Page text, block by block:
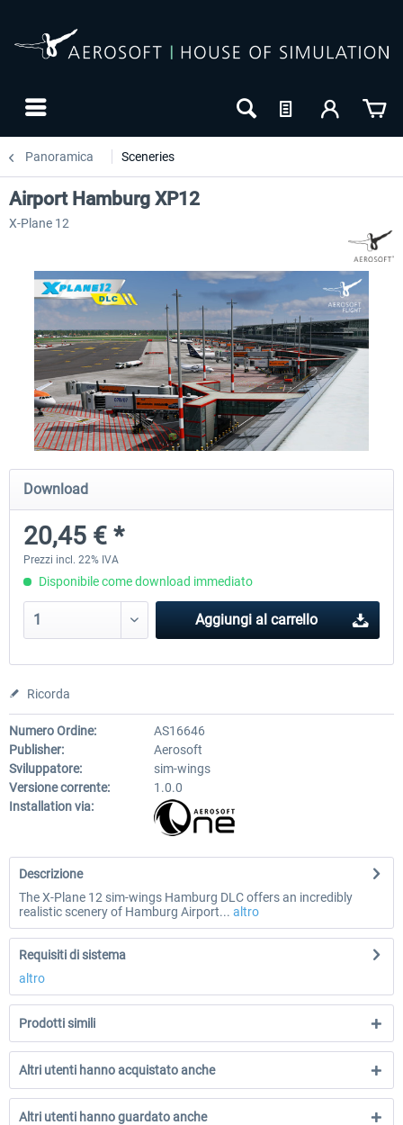
Panoramica Sceneries
Airport Berlin Brandenburg V2 XP
30,71 € *
Airport Zurich V2.0 XP
Airport Hamburg XP12
X-Plane 12
Download
20,45 € *
Prezzi incl. 22% IVA
Disponibile come download immediato
Aggiungi al carrello
Ricorda
Numero Ordine:
AS16646
Publisher:
Aerosoft
Sviluppatore:
sim-wings
Versione corrente:
1.0.0
Installation via:
Descrizione
The X-Plane 12 sim-wings Hamburg DLC offers an incredibly
realistic scenery of Hamburg Airport... altro
Requisiti di sistema
altro
Prodotti simili
Altri utenti hanno acquistato anche
Altri utenti hanno guardato anche